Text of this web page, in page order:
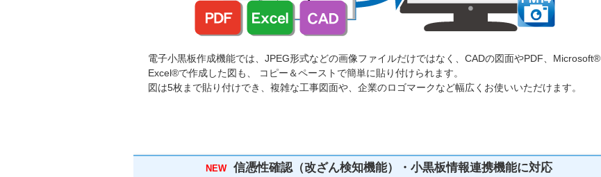
電子小黒板作成機能では、JPEG形式などの画像ファイルだけではなく、CADの図面やPDF、Microsoft®
Excel®で作成した図も、 コピー＆ペーストで簡単に貼り付けられます。
図は5枚まで貼り付けでき、複雑な工事図面や、企業のロゴマークなど幅広くお使いいただけます。
NEW信憑性確認（改ざん検知機能）・小黒板情報連携機能に対応